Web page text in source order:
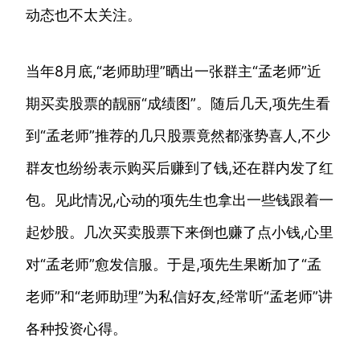
动态也不太关注。
当年8月底,“老师助理”晒出一张群主“孟老师”近
期买卖股票的靓丽“成绩图”。随后几天,项先生看
到“孟老师”推荐的几只股票竟然都涨势喜人,不少
群友也纷纷表示购买后赚到了钱,还在群内发了红
包。见此情况,心动的项先生也拿出一些钱跟着一
起炒股。几次买卖股票下来倒也赚了点小钱,心里
对“孟老师”愈发信服。于是,项先生果断加了“孟
老师”和“老师助理”为私信好友,经常听“孟老师”讲
各种投资心得。